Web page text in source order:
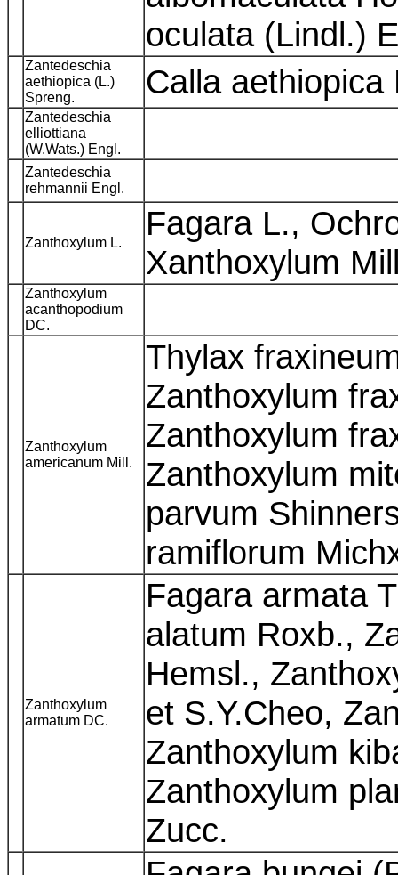
oculata (Lindl.)
Zantedeschia
aethiopica (L.)
Spreng.
Calla
Zantedeschia
elliottiana
(W.Wats.) Engl.
Zantedeschia
rehmannii Engl.
Zanthoxylum L.
Fagara L.,
Xanthoxylum
Zanthoxylum
acanthopodium
DC.
Zanthoxylum
americanum Mill.
Thylax
Zanthoxylum
Zanthoxylum
Zanthoxylum
parvum
ramiflorum
Zanthoxylum
armatum DC.
Fagara armata
alatum Roxb.,
Hemsl.,
et S.Y.Cheo,
Zanthoxylum
Zanthoxylum
Zucc.